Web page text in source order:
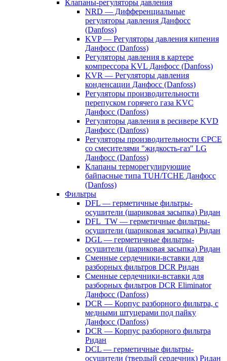
Клапаны-регуляторы давления
NRD — Дифференциальные
регуляторы давления Данфосс
(Danfoss)
KVP — Регуляторы давления кипения
Данфосс (Danfoss)
Регуляторы давления в картере
компрессора KVL Данфосс (Danfoss)
KVR — Регуляторы давления
конденсации Данфосс (Danfoss)
Регуляторы производительности
перепуском горячего газа KVC
Данфосс (Danfoss)
Регуляторы давления в ресивере KVD
Данфосс (Danfoss)
Регуляторы производительности CPCE
со смесителями "жидкость-газ" LG
Данфосс (Danfoss)
Клапаны терморегулирующие
байпасные типа TUH/TCHE Данфосс
(Danfoss)
Фильтры
DFL — герметичные фильтры-
осушители (шариковая засыпка) Ридан
DFL_TW — герметичные фильтры-
осушители (шариковая засыпка) Ридан
DGL — герметичные фильтры-
осушители (шариковая засыпка) Ридан
Сменные сердечники-вставки для
разборных фильтров DCR Ридан
Сменные сердечники-вставки для
разборных фильтров DCR Eliminator
Данфосс (Danfoss)
DCR — Корпус разборного фильтра, с
медными штуцерами под пайку
Данфосс (Danfoss)
DCR — Корпус разборного фильтра
Ридан
DCL — герметичные фильтры-
осушители (твердый сердечник) Ридан